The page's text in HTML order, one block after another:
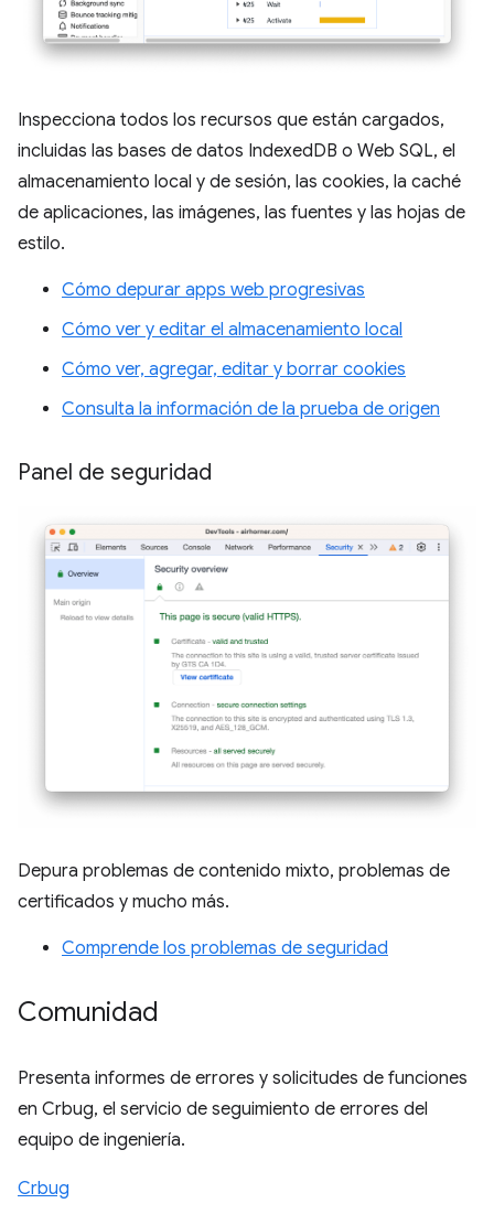
Inspecciona todos los recursos que están cargados,
incluidas las bases de datos IndexedDB o Web SQL, el
almacenamiento local y de sesión, las cookies, la caché
de aplicaciones, las imágenes, las fuentes y las hojas de
estilo.
Cómo depurar apps web progresivas
Cómo ver y editar el almacenamiento local
Cómo ver, agregar, editar y borrar cookies
Consulta la información de la prueba de origen
Panel de seguridad
Depura problemas de contenido mixto, problemas de
certificados y mucho más.
Comprende los problemas de seguridad
Comunidad
Presenta informes de errores y solicitudes de funciones
en Crbug, el servicio de seguimiento de errores del
equipo de ingeniería.
Crbug